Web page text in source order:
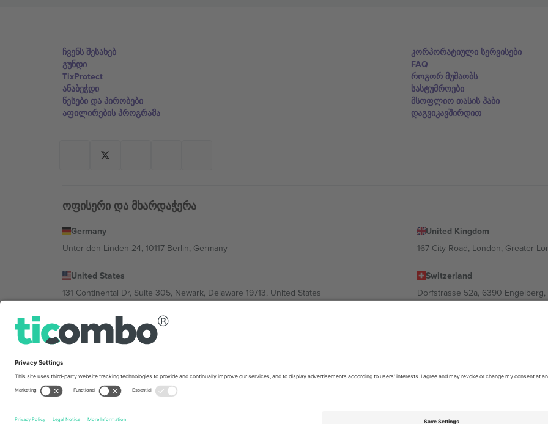
ჩვენს შესახებ
გუნდი
TixProtect
ანაბეჭდი
წესები და პირობები
აფილირების პროგრამა
კორპორატიული სერვისები
FAQ
როგორ მუშაობს
სასტუმროები
მსოფლიო თასის ჰაბი
დაგვიკავშირდით
ოფისერი და მხარდაჭერა
Germany
Unter den Linden 24, 10117 Berlin, Germany
United Kingdom
167 City Road, London, Greater
United States
131 Continental Dr, Suite 305, Newark, Delaware 19713, United States
Switzerland
Dorfstrasse 52a, 6390
Bulgaria
Regus Sofia City West, bul Totleben 53-55, 1606 Sofia, Bulgaria
Av Chapultepec 360, Roma Norte, Cuauhtémoc, 06700 Ciudad de México, CDMX, Mexico
კონკრეტული პირობები.,